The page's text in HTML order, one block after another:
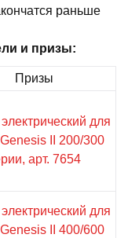
раньше
и призы:
Призы
для
II 200/300
арт. 7654
для
II 400/600